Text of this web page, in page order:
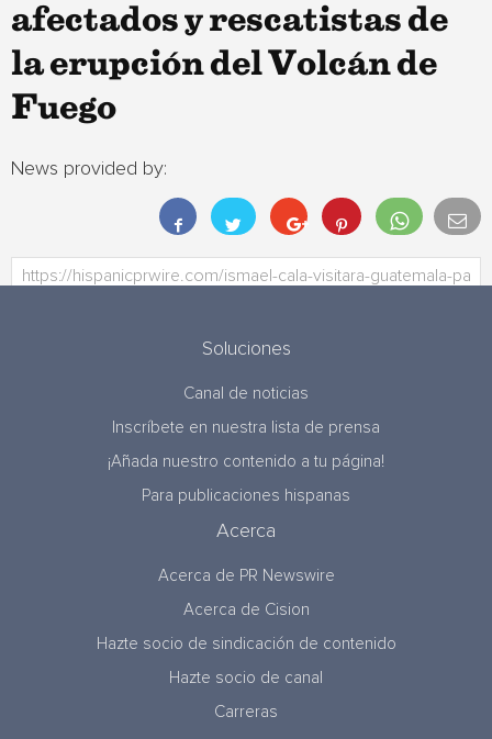
afectados y rescatistas de
la erupción del Volcán de
Fuego
News provided by:
Soluciones
Canal de noticias
Inscríbete en nuestra lista de prensa
¡Añada nuestro contenido a tu página!
Para publicaciones hispanas
Acerca
Acerca de PR Newswire
Acerca de Cision
Hazte socio de sindicación de contenido
Hazte socio de canal
Carreras